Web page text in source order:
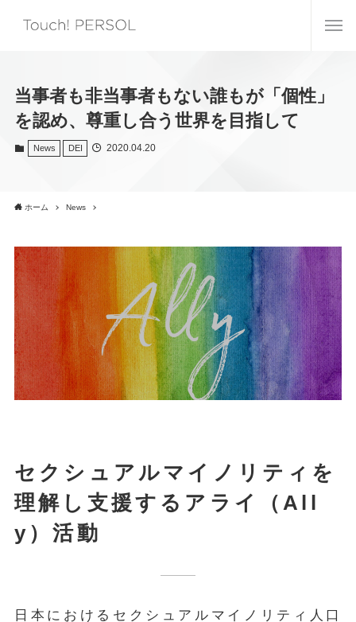
当事者も非当事者もない誰もが「個性」
を認め、尊重し合う世界を目指して
News DEI 2020.04.20
ホーム News
セクシュアルマイノリティを
理解し支援するアライ（All
y）活動
日本におけるセクシュアルマイノリティ人口